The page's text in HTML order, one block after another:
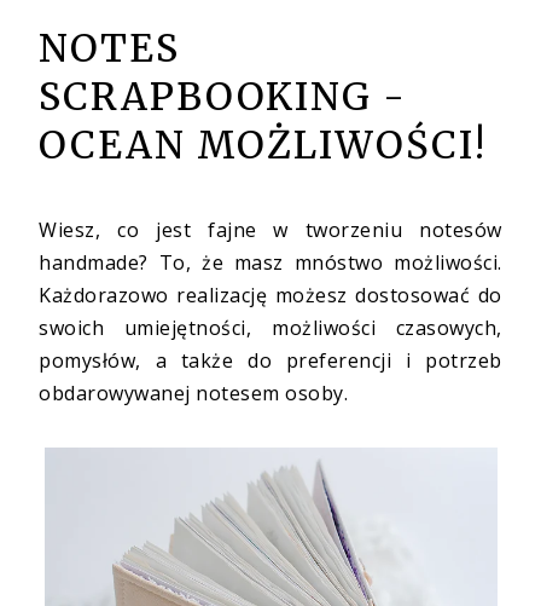
NOTES
SCRAPBOOKING -
OCEAN MOŻLIWOŚCI!
Wiesz, co jest fajne w tworzeniu notesów
handmade? To, że masz mnóstwo możliwości.
Każdorazowo realizację możesz dostosować do
swoich umiejętności, możliwości czasowych,
pomysłów, a także do preferencji i potrzeb
obdarowywanej notesem osoby.